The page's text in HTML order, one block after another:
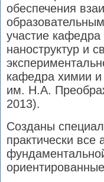
обеспечения
участие
наноструктур и
кафедра химии и
им. Н.А.
2013).
Созданы
практически